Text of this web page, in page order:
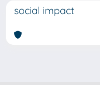
social impact